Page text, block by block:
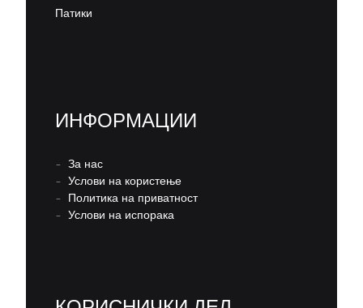
Патики
ИНФОРМАЦИИ
– За нас
– Услови на користење
– Политика на приватност
– Услови на испорака